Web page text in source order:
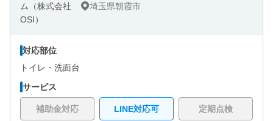
埼玉県朝霞市
対応部位
トイレ・ 洗面台
サービス
補助金対応 LINE対応可 定期点検